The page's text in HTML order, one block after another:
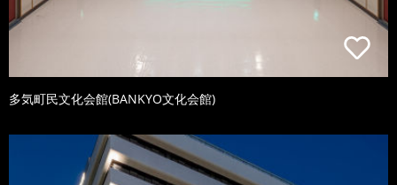
多気町民文化会館(BANKYO文化会館)